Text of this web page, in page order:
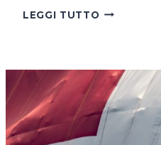
LEGGI TUTTO SUL
IN
BICICLETTA